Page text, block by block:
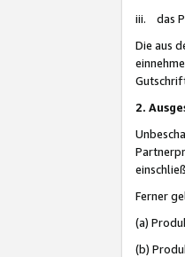
iii. das
Die aus
2.
Ferner
(a)
(b)